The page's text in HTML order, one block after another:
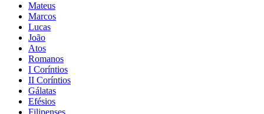
Mateus
Marcos
Lucas
João
Atos
Romanos
I Coríntios
II Coríntios
Gálatas
Efésios